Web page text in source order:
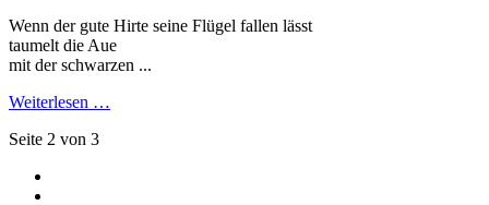
Wenn der gute Hirte seine Flügel fallen lässt
taumelt die Aue
mit der schwarzen ...
Weiterlesen …
Seite 2 von 3